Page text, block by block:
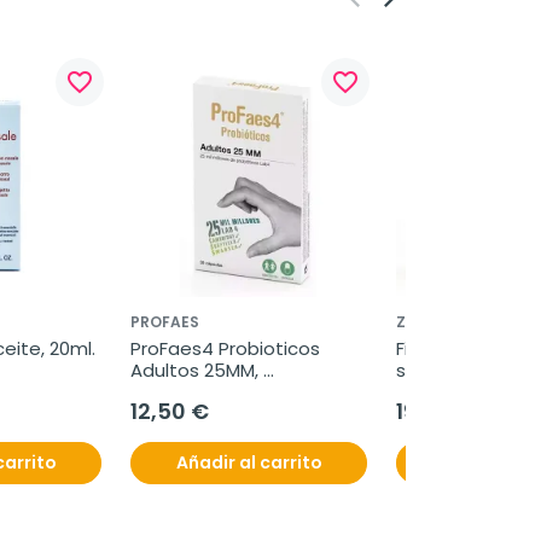
favorite_border
20ml.
favorite_border
PROFAES
ProFaes4 Probioticos
Adultos 25MM,
12,50 €
Añadir al carrito
ZAMBON
Fisiogen Ferro
sobres
19,95 €